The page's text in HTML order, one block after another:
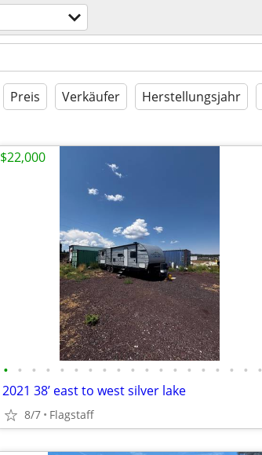
Preis Verkäufer Herstellungsjahr
• • • • • • • • • • • • • • • • • • •
2021 38’ east to west silver lake
8/7 Flagstaff
$22,000